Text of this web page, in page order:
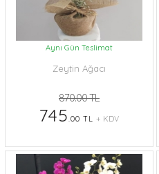
Aynı Gün Teslimat
Zeytin Ağacı
870.00 TL
745.00 TL + KDV